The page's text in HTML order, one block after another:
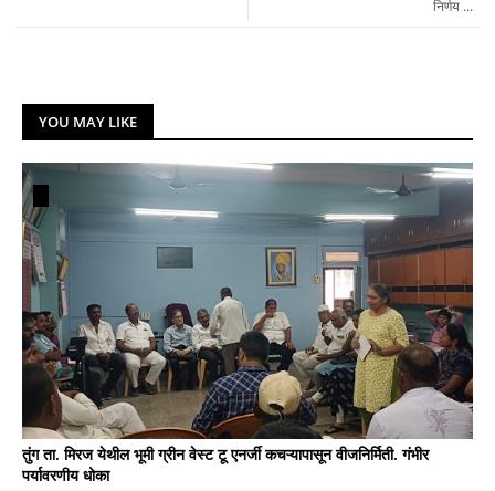
निर्णय ...
YOU MAY LIKE
तुंग ता. मिरज येथील भूमी ग्रीन वेस्ट टू एनर्जी कचऱ्यापासून वीजनिर्मिती. गंभीर
पर्यावरणीय धोका